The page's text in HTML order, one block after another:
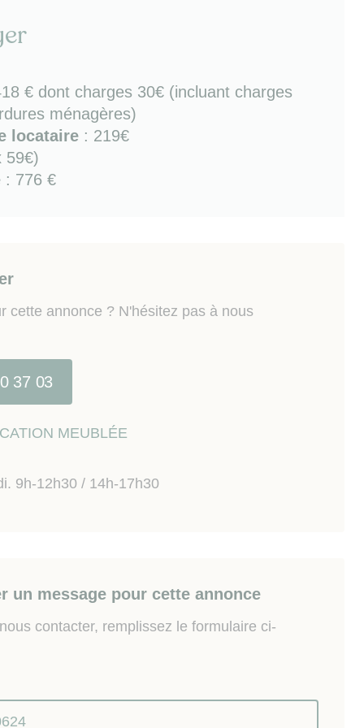
avec accès direct et rapide à la Gare de
10mn), Ecole Nationale Supérieure
UFR Santé. Accès rapide à N28 et centre ville
auxquels ce bien est exposé sont disponibles
€ dont charges 30€ (incluant charges
ménagères)
locataire : 219€
59€)
: 776 €
cette annonce ? N'hésitez pas à nous
37 03
MEUBLÉE
9h-12h30 / 14h-17h30
un message pour cette annonce
contacter, remplissez le formulaire ci-